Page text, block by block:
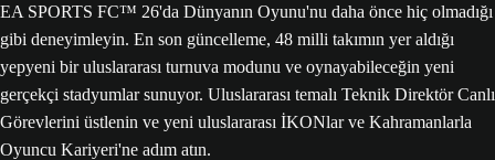
EA SPORTS FC™ 26'da Dünyanın Oyunu'nu daha önce hiç olmadığı
gibi deneyimleyin. En son güncelleme, 48 milli takımın yer aldığı
yepyeni bir uluslararası turnuva modunu ve oynayabileceğin yeni
gerçekçi stadyumlar sunuyor. Uluslararası temalı Teknik Direktör Canlı
Görevlerini üstlenin ve yeni uluslararası İKONlar ve Kahramanlarla
Oyuncu Kariyeri'ne adım atın.